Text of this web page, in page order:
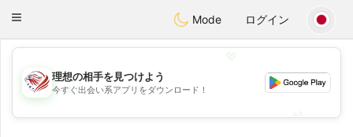
StatesDating
Toggle
Mode ログイン
💖
💕
理想の相手を見つけよう
今すぐ出会い系アプリをダウンロード！